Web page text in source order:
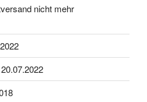
nicht mehr